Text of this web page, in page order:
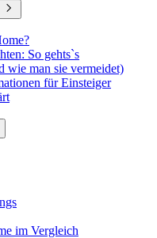
So gehts`s
wie man sie vermeidet)
für Einsteiger
im Vergleich